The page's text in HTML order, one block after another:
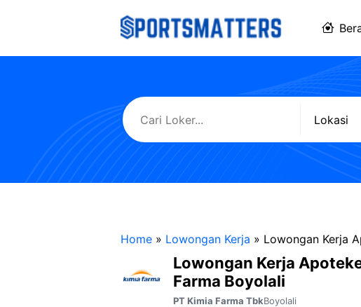
Home » Lowongan Kerja » Lowongan Kerja
Lowongan Kerja
Farma Boyolali
PT Kimia Farma TbkBoyolali